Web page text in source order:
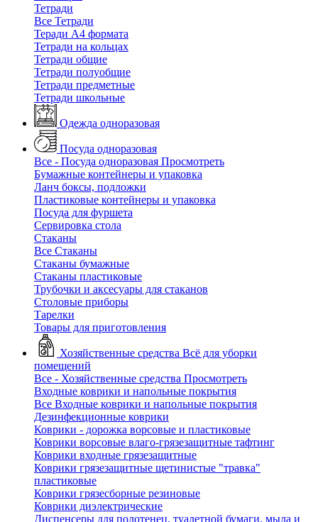
Тетради
Все Тетради
Теради А4 формата
Тетради на кольцах
Тетради общие
Тетради полуобщие
Тетради предметные
Тетради школьные
Одежда одноразовая
Посуда одноразовая
Все - Посуда одноразовая Просмотреть
Бумажные контейнеры и упаковка
Ланч боксы, подложки
Пластиковые контейнеры и упаковка
Посуда для фуршета
Сервировка стола
Стаканы
Все Стаканы
Стаканы бумажные
Стаканы пластиковые
Трубочки и аксесуары для стаканов
Столовые приборы
Тарелки
Товары для приготовления
Хозяйственные средства Всё для уборки
помещений
Все - Хозяйственные средства Просмотреть
Входные коврики и напольные покрытия
Все Входные коврики и напольные покрытия
Дезинфекционные коврики
Коврики - дорожка ворсовые и пластиковые
Коврики ворсовые влаго-грязезащитные тафтинг
Коврики входные грязезащитные
Коврики грязезащитные щетинистые "травка"
пластиковые
Коврики грязесборные резиновые
Коврики диэлектрические
Диспенсеры для полотенец, туалетной бумаги, мыла и